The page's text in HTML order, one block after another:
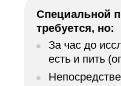
Специальной
требуется, но:
За час до
есть и пить